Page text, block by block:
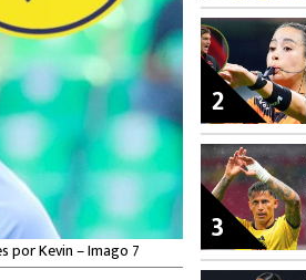
por Kevin – Imago 7
2
3